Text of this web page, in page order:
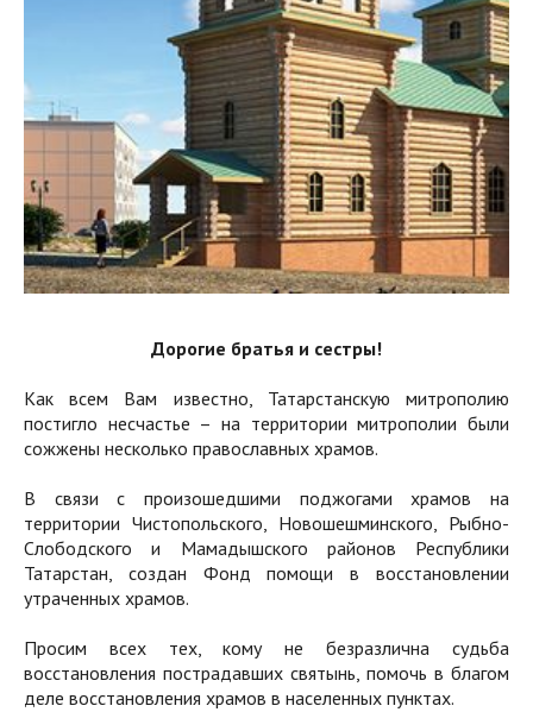
Дорогие братья и сестры!
Как всем Вам известно, Татарстанскую митрополию
постигло несчастье – на территории митрополии были
сожжены несколько православных храмов.
В связи с произошедшими поджогами храмов на
территории Чистопольского, Новошешминского, Рыбно-
Слободского и Мамадышского районов Республики
Татарстан, создан Фонд помощи в восстановлении
утраченных храмов.
Просим всех тех, кому не безразлична судьба
восстановления пострадавших святынь, помочь в благом
деле восстановления храмов в населенных пунктах.